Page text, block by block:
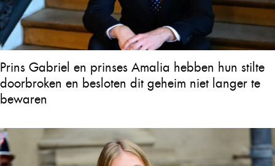
Prins Gabriel en prinses Amalia hebben hun stilte
doorbroken en besloten dit geheim niet langer te
bewaren